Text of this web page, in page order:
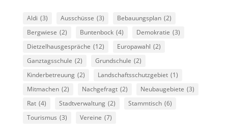
Aldi (3) Ausschüsse (3) Bebauungsplan (2)
Bergwiese (2) Buntenbock (4) Demokratie (3)
Dietzelhausgespräche (12) Europawahl (2)
Ganztagsschule (2) Grundschule (2)
Kinderbetreuung (2) Landschaftsschutzgebiet (1)
Mitmachen (2) Nachgefragt (2) Neubaugebiete (3)
Rat (4) Stadtverwaltung (2) Stammtisch (6)
Tourismus (3) Vereine (7)